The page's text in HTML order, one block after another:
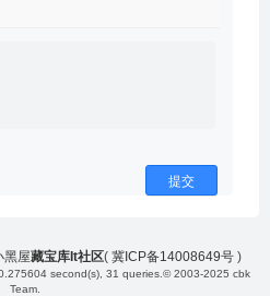
提交
黑屋藏宝库It社区( 冀ICP备14008649号)
second(s), 31 queries. © 2003-2025 cbk
Team.